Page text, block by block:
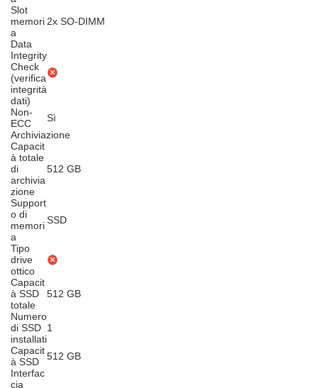
Slot
memori
a
2x SO-DIMM
Data
Integrity
Check
(verifica
integrità
dati)
Non-
ECC
Sì
Archiviazione
Capacit
à totale
di
archivia
zione
512 GB
Support
o di
memori
a
SSD
Tipo
drive
ottico
Capacit
à SSD
totale
512 GB
Numero
di SSD
installati
1
Capacit
à SSD
512 GB
Interfac
cia